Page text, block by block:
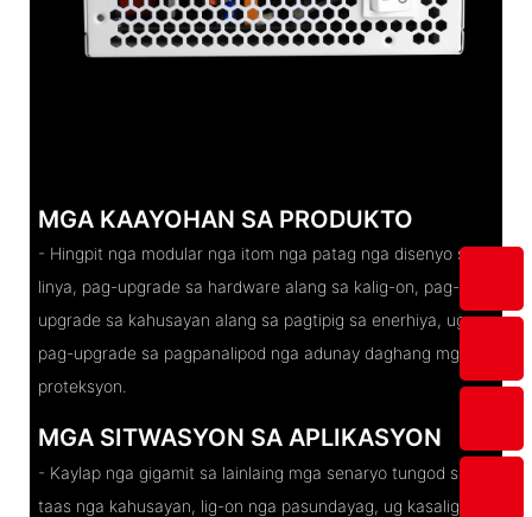
MGA KAAYOHAN SA PRODUKTO
- Hingpit nga modular nga itom nga patag nga disenyo sa
linya, pag-upgrade sa hardware alang sa kalig-on, pag-
upgrade sa kahusayan alang sa pagtipig sa enerhiya, ug
pag-upgrade sa pagpanalipod nga adunay daghang mga
proteksyon.
MGA SITWASYON SA APLIKASYON
- Kaylap nga gigamit sa lainlaing mga senaryo tungod sa
taas nga kahusayan, lig-on nga pasundayag, ug kasaligan